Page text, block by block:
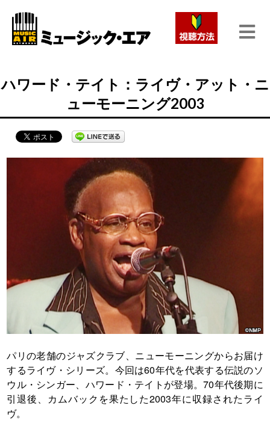
ハワード・テイト：ライヴ・アット・ニ
ューモーニング2003
パリの老舗のジャズクラブ、ニューモーニングからお届け
するライヴ・シリーズ。今回は60年代を代表する伝説のソ
ウル・シンガー、ハワード・テイトが登場。70年代後期に
引退後、カムバックを果たした2003年に収録されたライ
ヴ。